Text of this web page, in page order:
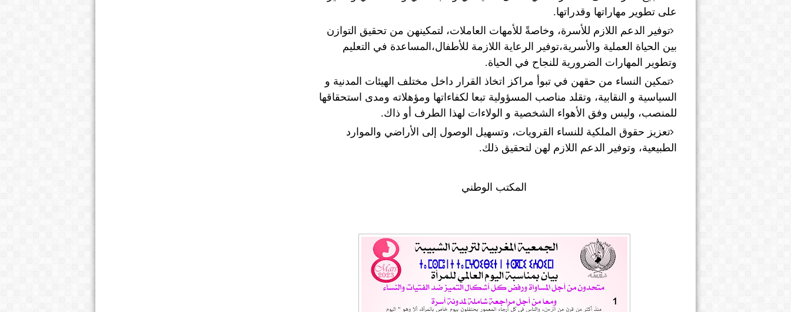
على تطوير مهاراتها وقدراتها.
توفير الدعم اللازم للأسرة، وخاصةً للأمهات العاملات، لتمكينهن من تحقيق التوازن
بين الحياة العملية والأسرية،توفير الرعاية اللازمة للأطفال،المساعدة في التعليم
وتطوير المهارات الضرورية للنجاح في الحياة.
تمكين النساء من حقهن في تبوأ مراكز اتخاذ القرار داخل مختلف الهيئات المدنية و
السياسية و النقابية، وتقلد مناصب المسؤولية تبعا لكفاءاتها ومؤهلاته ومدى استحقاقها
للمنصب، وليس وفق الأهواء الشخصية و الولاءات لهذا الطرف أو ذاك.
تعزيز حقوق الملكية للنساء القرويات، وتسهيل الوصول إلى الأراضي والموارد
الطبيعية، وتوفير الدعم اللازم لهن لتحقيق ذلك.
المكتب الوطني